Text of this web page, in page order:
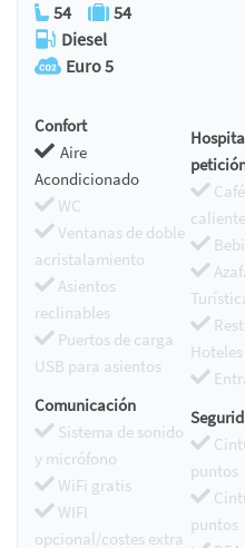
54
54
Diesel
Euro 5
Confort
Aire
Acondicionado
WC
Ventanas de doble
acristalamiento
Asientos
reclinables
Puertos de carga
USB para asientos
Hoteles
Comunicación
Sistema de sonido
y micrófono
WiFi gratis
WIFI
opcional/costes extra
puntos
puntos